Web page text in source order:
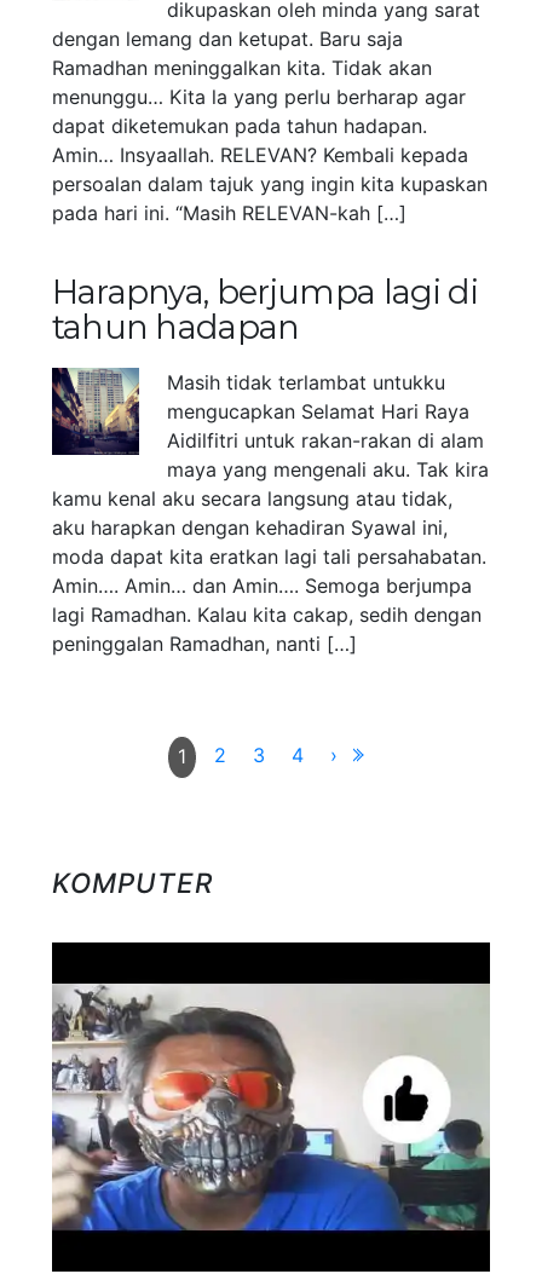
dikupaskan oleh minda yang sarat
dengan lemang dan ketupat. Baru saja
Ramadhan meninggalkan kita. Tidak akan
menunggu… Kita la yang perlu berharap agar
dapat diketemukan pada tahun hadapan.
Amin… Insyaallah. RELEVAN? Kembali kepada
persoalan dalam tajuk yang ingin kita kupaskan
pada hari ini. “Masih RELEVAN-kah […]
Harapnya, berjumpa lagi di
tahun hadapan
Masih tidak terlambat untukku
mengucapkan Selamat Hari Raya
Aidilfitri untuk rakan-rakan di alam
maya yang mengenali aku. Tak kira
kamu kenal aku secara langsung atau tidak,
aku harapkan dengan kehadiran Syawal ini,
moda dapat kita eratkan lagi tali persahabatan.
Amin…. Amin… dan Amin…. Semoga berjumpa
lagi Ramadhan. Kalau kita cakap, sedih dengan
peninggalan Ramadhan, nanti […]
1 2 3 4 ›
KOMPUTER